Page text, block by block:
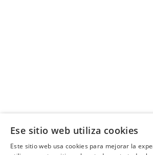
Ese sitio web utiliza cookies
Este sitio web usa cookies para mejorar la